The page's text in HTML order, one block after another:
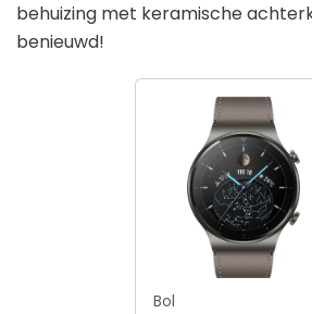
behuizing met keramische
benieuwd!
Bol